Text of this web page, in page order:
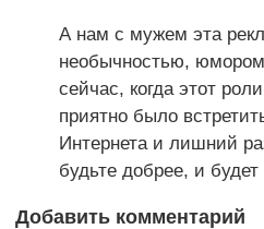
А нам с мужем эта
необычностью,
сейчас, когда этот
приятно было
Интернета и лишний
будьте добрее, и
Добавить комментарий